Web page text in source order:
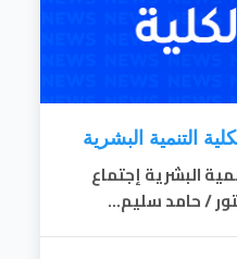
التنمية البشرية
البشرية إجتماع
/ حامد سليم...